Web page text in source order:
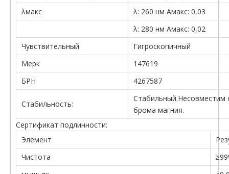
λмакс
λ: 260 нм Aмакс: 0,03
λ: 280 нм Aмакс: 0,02
Чувствительный
Гигроскопичный
Мерк
147619
БРН
4267587
Стабильность:
Стабильный.Несовместим
брома магния.
Сертификат подлинности:
Элемент
Чистота